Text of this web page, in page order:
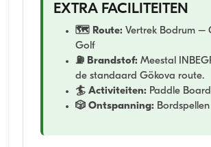
EXTRA FACILITEITEN
🗺️ Route: Vertrek Bodrum –
Golf
⛽ Brandstof: Meestal
de standaard Gökova route.
🏄 Activiteiten: Paddle
🎲 Ontspanning: Bordspellen